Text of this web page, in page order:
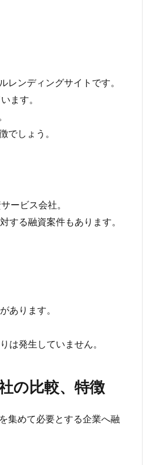
ンディングサイトです。
ます。
でしょう。
ービス会社。
する融資案件もあります。
あります。
は発生していません。
の比較、特徴
集めて必要とする企業へ融